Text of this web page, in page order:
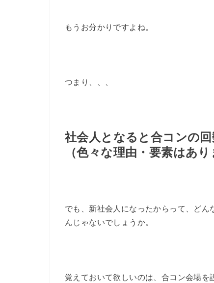
もうお分かりですよね。
つまり、、、
社会人となると合コンの
（色々な理由・要素はあり
でも、新社会人になったからって、ど
んじゃないでしょうか。
覚えておいて欲しいのは、合コン会場を